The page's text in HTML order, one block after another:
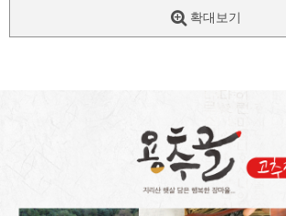
확대보기